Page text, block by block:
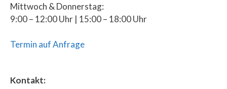
Mittwoch & Donnerstag:
9:00 – 12:00 Uhr | 15:00 – 18:00 Uhr
Termin auf Anfrage
Kontakt: